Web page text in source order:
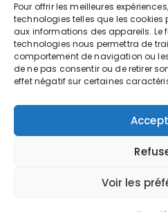
Pour offrir les meilleures
technologies telles que les
aux informations des appareils. Le
technologies nous permettra de
comportement de navigation ou
de ne pas consentir ou de retirer
effet négatif sur certaines
Voir les
Trouvez
GO